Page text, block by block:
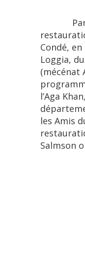
Parmi
Condé,
Loggia,
(mécénat
l’Aga
les Amis
Salmson